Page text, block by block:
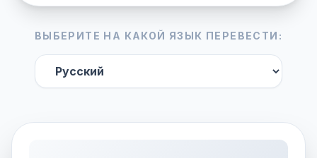
ВЫБЕРИТЕ НА КАКОЙ ЯЗЫК ПЕРЕВЕСТИ: